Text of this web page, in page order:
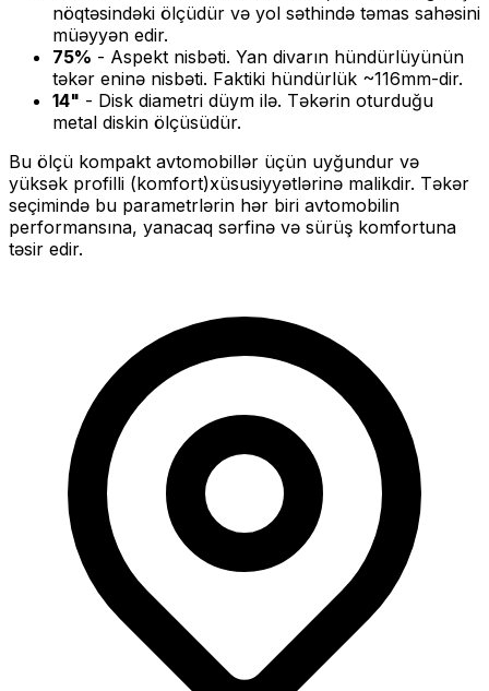
nöqtəsindəki ölçüdür və yol səthində təmas sahəsini
müəyyən edir.
75% - Aspekt nisbəti. Yan divarın hündürlüyünün
təkər eninə nisbəti. Faktiki hündürlük ~116mm-dir.
14" - Disk diametri düym ilə. Təkərin oturduğu
metal diskin ölçüsüdür.
Bu ölçü kompakt avtomobillər üçün uyğundur və
yüksək profilli (komfort)xüsusiyyətlərinə malikdir. Təkər
seçimində bu parametrlərin hər biri avtomobilin
performansına, yanacaq sərfinə və sürüş komfortuna
təsir edir.